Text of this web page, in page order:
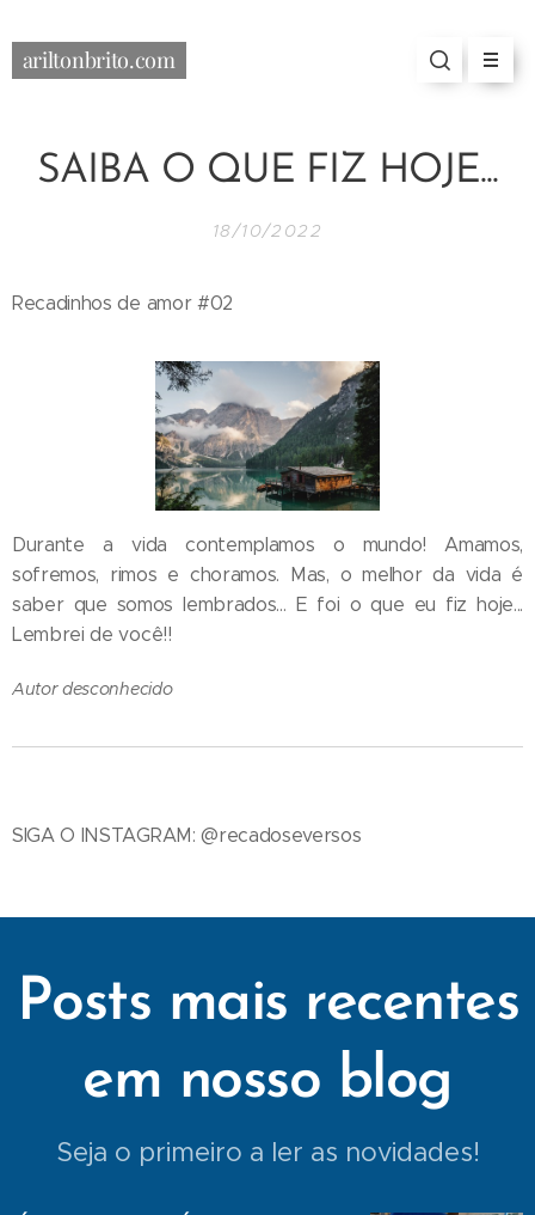
ariltonbrito.com
SAIBA O QUE FIZ HOJE...
18/10/2022
Recadinhos de amor #02
Durante a vida contemplamos o mundo! Amamos,
sofremos, rimos e choramos. Mas, o melhor da vida é
saber que somos lembrados... E foi o que eu fiz hoje...
Lembrei de você!!
Autor desconhecido
SIGA O INSTAGRAM: @recadoseversos
Posts mais recentes
em nosso blog
Seja o primeiro a ler as novidades!